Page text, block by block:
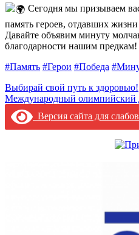
Сегодня мы призываем
память героев, отдавших
Давайте объявим минуту
благодарности нашим предкам!
#Память #Герои #Победа
Навигация
по
записям
Выбирай свой путь к здоровью!
Международный олимпийский
Версия сайта для